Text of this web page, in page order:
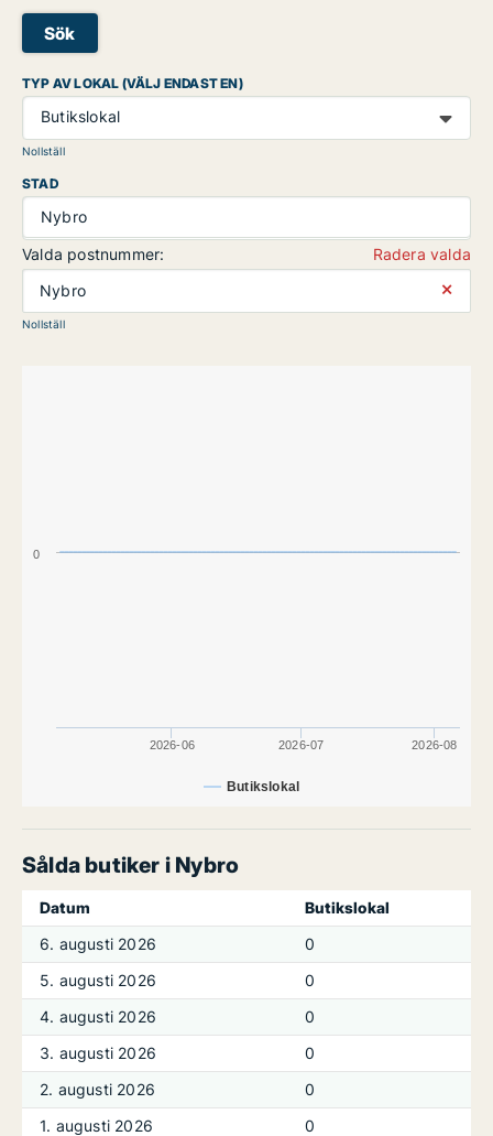
Sök
TYP AV LOKAL (VÄLJ ENDAST EN)
Butikslokal
Nollställ
STAD
Nybro
Valda postnummer:
Radera valda
Nybro
⨯
Nollställ
Butikslokal
2026-06 2026-07 2026-08
0
Sålda butiker i Nybro
Datum
Butikslokal
6. augusti 2026
0
5. augusti 2026
0
4. augusti 2026
0
3. augusti 2026
0
2. augusti 2026
0
1. augusti 2026
0